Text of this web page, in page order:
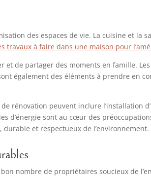
des espaces de vie. La cuisine et la
travaux à faire dans une maison pour
de partager des moments en famille.
également des éléments à prendre en
rénovation peuvent inclure l’installation
d’énergie sont au cœur des
et respectueux de l’environnement.
nombre de propriétaires soucieux de